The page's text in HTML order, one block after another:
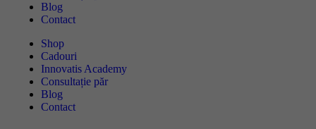
Blog
Contact
Shop
Cadouri
Innovatis Academy
Consultație păr
Blog
Contact